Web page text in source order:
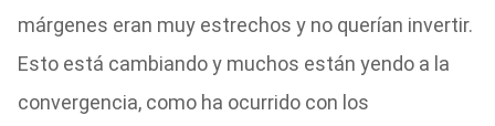
márgenes eran muy estrechos y no querían invertir.
Esto está cambiando y muchos están yendo a la
convergencia, como ha ocurrido con los